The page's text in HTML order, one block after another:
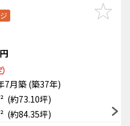
7月築 (築37年)
(約73.10坪)
(約84.35坪)